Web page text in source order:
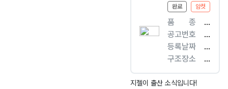
완료 암컷
품ㅤㅤ종
[
개
]
믹
스
공고번호
인
천
-
옹
등록날짜
2
0
2
구조장소
옹
진
지젤이 출산 소식입니다!